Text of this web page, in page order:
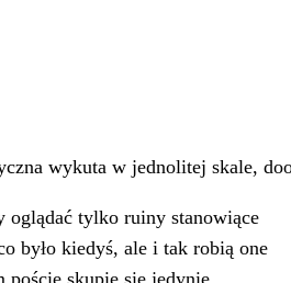
wykuta w jednolitej skale,
oglądać tylko ruiny stanowiące
było kiedyś, ale i tak robią one